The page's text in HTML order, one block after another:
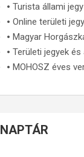
🞄Turista állami
🞄Online területi
🞄Magyar
🞄Területi jegyek és
🞄MOHOSZ éves
NAPTÁR